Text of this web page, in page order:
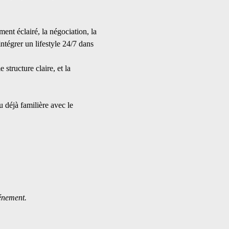
éclairé, la négociation, la
un lifestyle 24/7 dans
structure claire, et la
déjà familière avec le